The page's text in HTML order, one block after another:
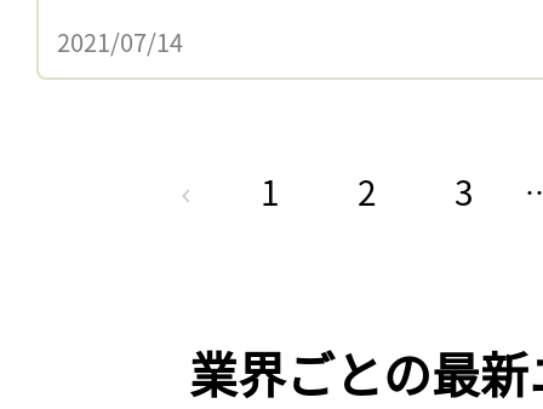
2021/07/14
1 2 3
業界ごとの最